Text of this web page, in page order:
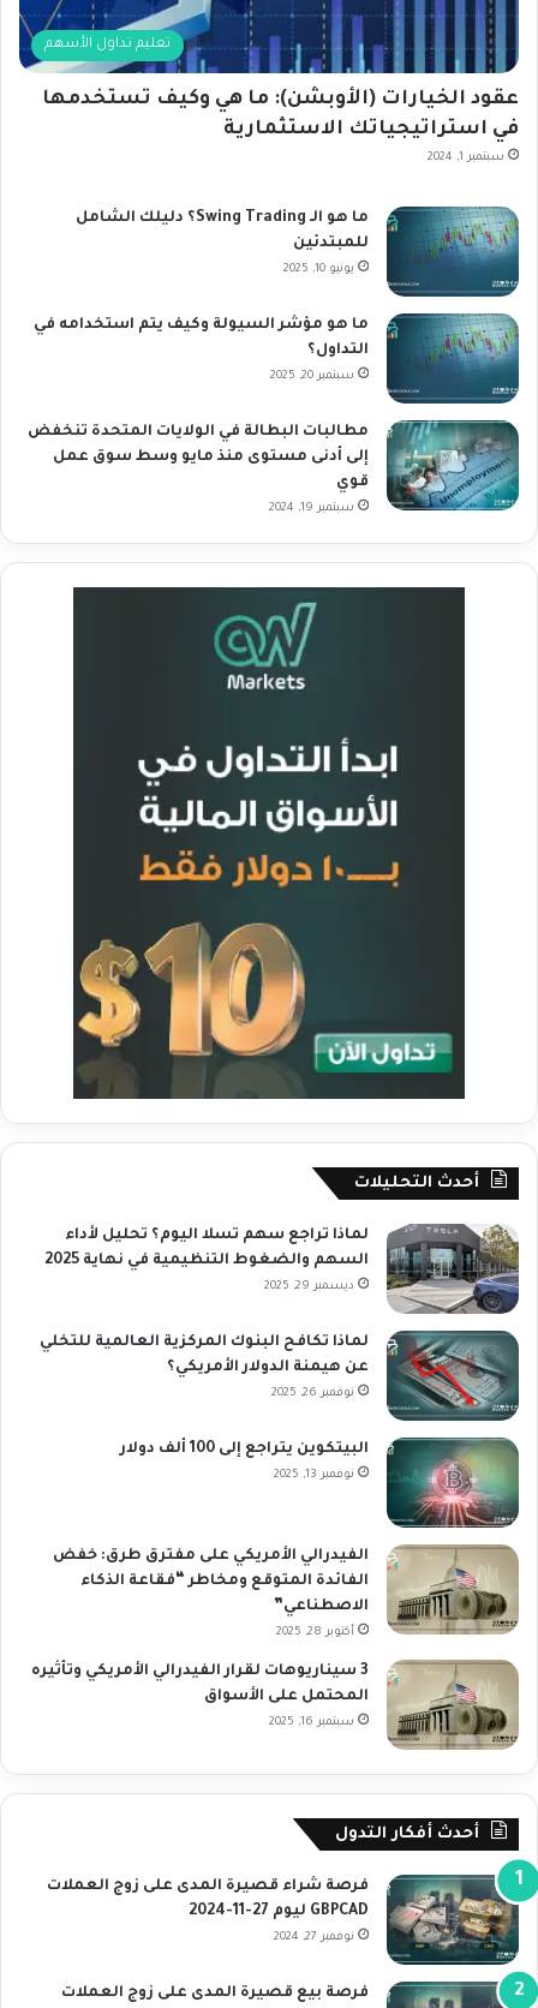
تعليم تداول الأسهم
عقود الخيارات (الأوبشن): ما هي وكيف تستخدمها
في استراتيجياتك الاستثمارية
سبتمبر 1, 2024
ما هو الـ Swing Trading؟ دليلك الشامل
للمبتدئين
يونيو 10, 2025
ما هو مؤشر السيولة وكيف يتم استخدامه في
التداول؟
سبتمبر 20, 2025
مطالبات البطالة في الولايات المتحدة تنخفض
إلى أدنى مستوى منذ مايو وسط سوق عمل
قوي
سبتمبر 19, 2024
أحدث التحليلات
لماذا تراجع سهم تسلا اليوم؟ تحليل لأداء
السهم والضغوط التنظيمية في نهاية 2025
ديسمبر 29, 2025
لماذا تكافح البنوك المركزية العالمية للتخلي
عن هيمنة الدولار الأمريكي؟
نوفمبر 26, 2025
البيتكوين يتراجع إلى 100 ألف دولار
نوفمبر 13, 2025
الفيدرالي الأمريكي على مفترق طرق: خفض
الفائدة المتوقع ومخاطر “فقاعة الذكاء
الاصطناعي”
أكتوبر 28, 2025
3 سيناريوهات لقرار الفيدرالي الأمريكي وتأثيره
المحتمل على الأسواق
سبتمبر 16, 2025
أحدث أفكار التدول
فرصة شراء قصيرة المدى على زوج العملات
GBPCAD ليوم 27-11-2024
نوفمبر 27, 2024
فرصة بيع قصيرة المدى على زوج العملات